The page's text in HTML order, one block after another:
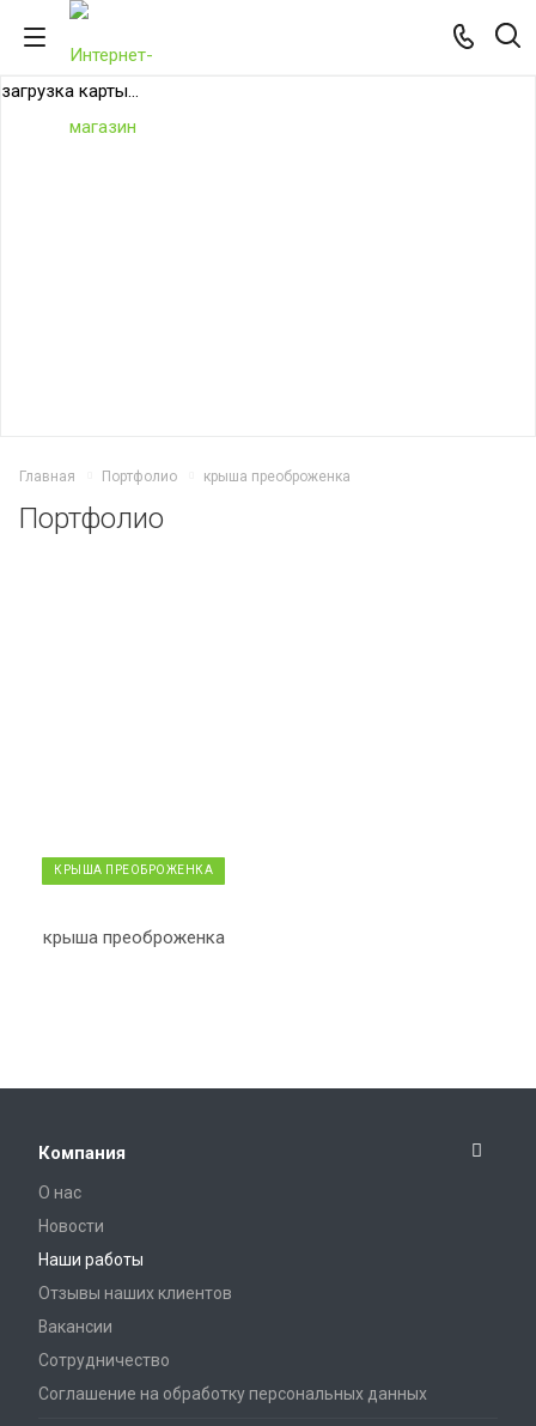
загрузка карты...
Главная Портфолио крыша преоброженка
Портфолио
КРЫША ПРЕОБРОЖЕНКА
крыша преоброженка
Компания
О нас
Новости
Наши работы
Отзывы наших клиентов
Вакансии
Сотрудничество
Соглашение на обработку персональных данных